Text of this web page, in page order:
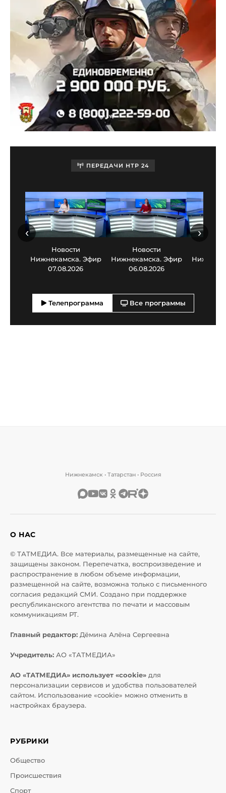
ПЕРЕДАЧИ НТР 24
Новости
Нижнекамска. Эфир
07.08.2026
Новости
Нижнекамска. Эфир
06.08.2026
‹ ›
Телепрограмма Все программы
Нижнекамск • Татарстан • Россия
О НАС
© ТАТМЕДИА. Все материалы, размещенные на сайте,
защищены законом. Перепечатка, воспроизведение и
распространение в любом объеме информации,
размещенной на сайте, возможна только с письменного
согласия редакций СМИ. Создано при поддержке
республиканского агентства по печати и массовым
коммуникациям РТ.
Главный редактор: Дёмина Алёна Сергеевна
Учредитель: АО «ТАТМЕДИА»
АО «ТАТМЕДИА» использует «cookie» для
персонализации сервисов и удобства пользователей
сайтом. Использование «cookie» можно отменить в
настройках браузера.
РУБРИКИ
Общество
Происшествия
Спорт